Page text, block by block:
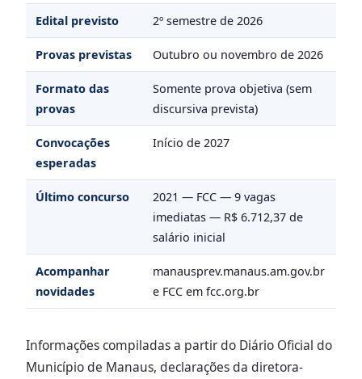
Edital previsto 2º semestre de 2026
Provas previstas Outubro ou novembro de 2026
Formato das
provas
Somente prova objetiva (sem
discursiva prevista)
Convocações
esperadas
Início de 2027
Último concurso
2021 — FCC — 9 vagas
imediatas — R$ 6.712,37 de
salário inicial
Acompanhar
novidades
manausprev.manaus.am.gov.br
e FCC em fcc.org.br
Informações compiladas a partir do Diário Oficial do
Município de Manaus, declarações da diretora-